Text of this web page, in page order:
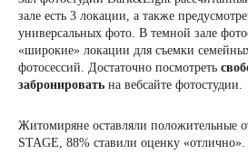
зале есть 3 локации, а также
универсальных фото. В темной зале
«широкие» локации для съемки
фотосессий. Достаточно посмотреть
забронировать на вебсайте фотостудии.
Житомиряне оставляли положительные
STAGE, 88% ставили оценку «отлично».